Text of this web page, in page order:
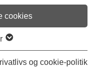
cookies
og cookie-politik